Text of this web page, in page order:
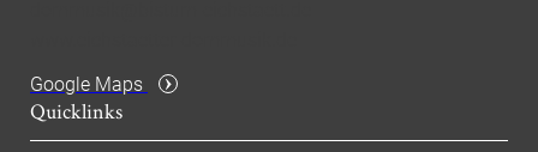
Google Maps
Quicklinks